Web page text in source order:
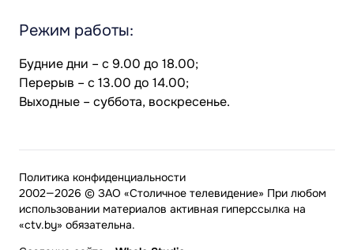
Режим работы:
Будние дни – с 9.00 до 18.00;
Перерыв – с 13.00 до 14.00;
Выходные – суббота, воскресенье.
2002—2026 © ЗАО «Столичное телевидение» При любом
использовании материалов активная гиперссылка на
«ctv.by» обязательна.
Политика конфиденциальности